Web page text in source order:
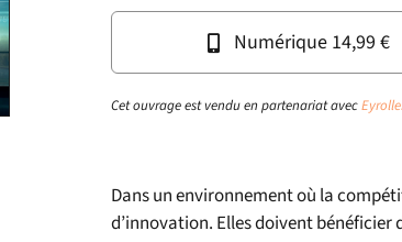
Numérique 14,99 €
Cet ouvrage est vendu en partenariat avec
Dans un environnement où la
d’innovation. Elles doivent